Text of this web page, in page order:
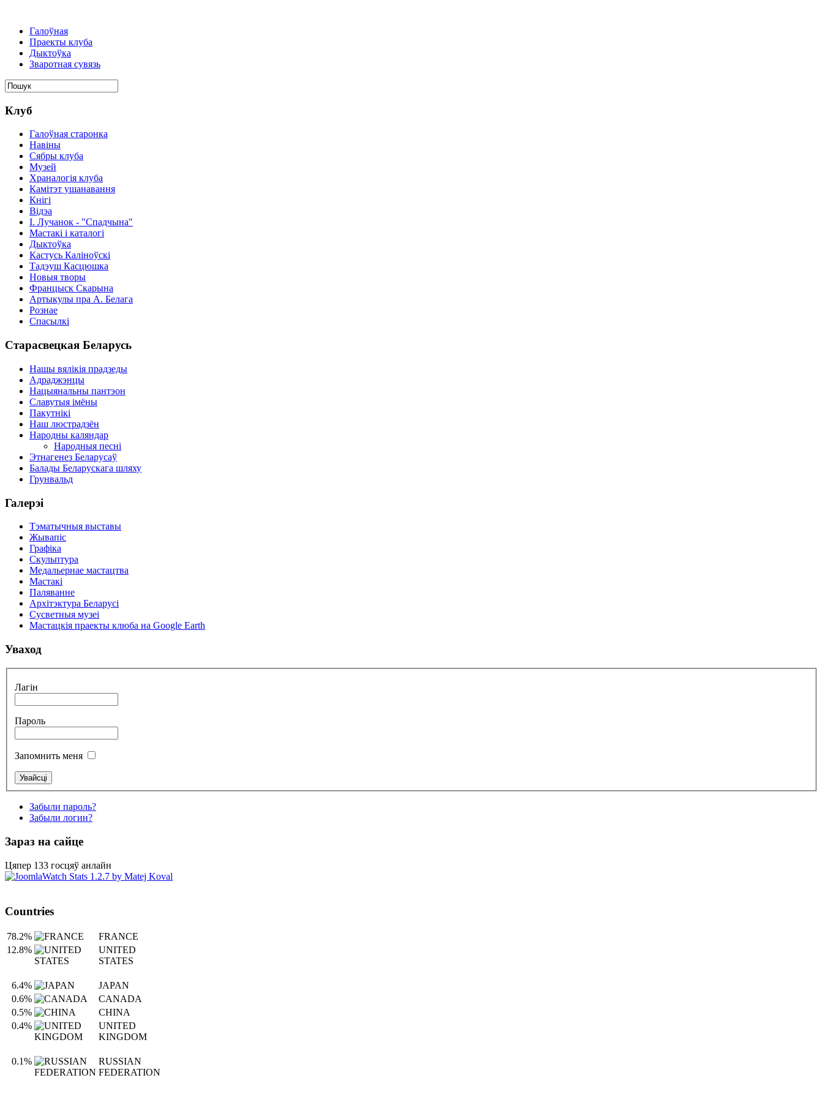
Галоўная
Праекты клуба
Дыктоўка
Зваротная сувязь
Клуб
Галоўная старонка
Навіны
Сябры клуба
Музей
Храналогія клуба
Камітэт ушанавання
Кнігі
Відэа
І. Лучанок - "Спадчына"
Мастакі i каталогi
Дыктоўка
Кастусь Каліноўскі
Тадэуш Касцюшка
Новыя творы
Францыск Скарына
Артыкулы пра А. Белага
Рознае
Спасылкі
Старасвецкая Беларусь
Нашы вялікія прадзеды
Адраджэнцы
Нацыянальны пантэон
Славутыя імёны
Пакутнікі
Наш люстрадзён
Народны каляндар
Народныя песні
Этнагенез Беларусаў
Балады Беларускага шляху
Грунвальд
Галерэі
Тэматычныя выставы
Жывапіс
Графіка
Скульптура
Медальернае мастацтва
Мастакі
Паляванне
Архітэктура Беларусі
Сусветныя музеі
Мастацкія праекты клюба на Google Earth
Уваход
Лагін
Пароль
Запомнить меня
Забыли пароль?
Забыли логин?
Зараз на сайце
Цяпер 133 госцяў анлайн
Countries
78.2%
FRANCE
12.8%
UNITED
STATES
6.4%
JAPAN
0.6%
CANADA
0.5%
CHINA
0.4%
UNITED
KINGDOM
0.1%
RUSSIAN
FEDERATION